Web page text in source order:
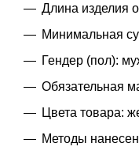
Длина изделия
Минимальная
Гендер (пол):
Обязательная
Цвета товара:
Методы